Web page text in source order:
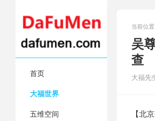
首页
大福世界
五维空间
当前位置
吴
查
大福先
【北